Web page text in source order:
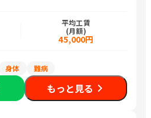
平均工賃
(月額)
45,000円
身体 難病
もっと見る